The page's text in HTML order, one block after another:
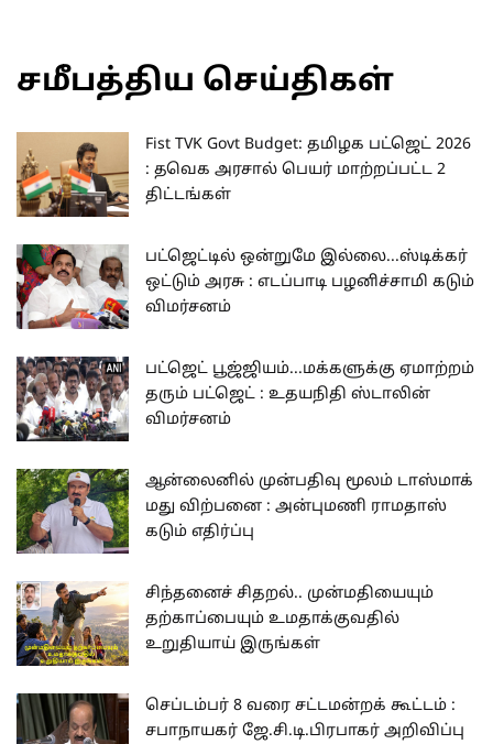
சமீபத்திய செய்திகள்
Fist TVK Govt Budget: தமிழக பட்ஜெட் 2026
: தவெக அரசால் பெயர் மாற்றப்பட்ட 2
திட்டங்கள்
பட்ஜெட்டில் ஒன்றுமே இல்லை...ஸ்டிக்கர்
ஒட்டும் அரசு : எடப்பாடி பழனிச்சாமி கடும்
விமர்சனம்
பட்ஜெட் பூஜ்ஜியம்...மக்களுக்கு ஏமாற்றம்
தரும் பட்ஜெட் : உதயநிதி ஸ்டாலின்
விமர்சனம்
ஆன்லைனில் முன்பதிவு மூலம் டாஸ்மாக்
மது விற்பனை : அன்புமணி ராமதாஸ்
கடும் எதிர்ப்பு
சிந்தனைச் சிதறல்.. முன்மதியையும்
தற்காப்பையும் உமதாக்குவதில்
உறுதியாய் இருங்கள்
செப்டம்பர் 8 வரை சட்டமன்றக் கூட்டம் :
சபாநாயகர் ஜே.சி.டி.பிரபாகர் அறிவிப்பு